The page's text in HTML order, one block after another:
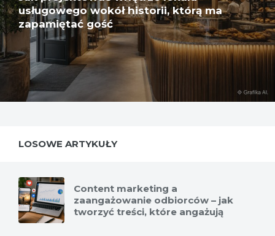
usługowego wokół historii, którą ma
zapamiętać gość
LOSOWE ARTYKUŁY
Content marketing a
zaangażowanie odbiorców – jak
tworzyć treści, które angażują